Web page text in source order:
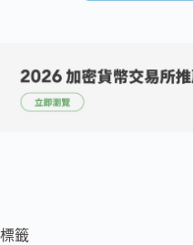
標籤